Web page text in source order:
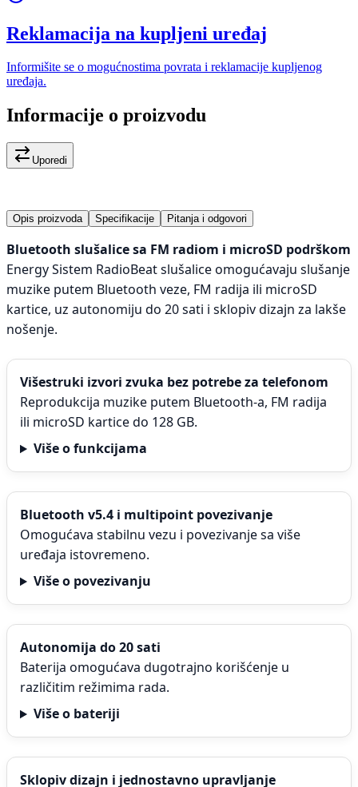
Reklamacija na kupljeni uređaj
Informišite se o mogućnostima povrata i reklamacije kupljenog
uređaja.
Informacije o proizvodu
Uporedi
Opis proizvoda Specifikacije Pitanja i odgovori
Bluetooth slušalice sa FM radiom i microSD podrškom
Energy Sistem RadioBeat slušalice omogućavaju slušanje
muzike putem Bluetooth veze, FM radija ili microSD
kartice, uz autonomiju do 20 sati i sklopiv dizajn za lakše
nošenje.
Višestruki izvori zvuka bez potrebe za telefonom
Reprodukcija muzike putem Bluetooth-a, FM radija
ili microSD kartice do 128 GB.
Više o funkcijama
Bluetooth v5.4 i multipoint povezivanje
Omogućava stabilnu vezu i povezivanje sa više
uređaja istovremeno.
Više o povezivanju
Autonomija do 20 sati
Baterija omogućava dugotrajno korišćenje u
različitim režimima rada.
Više o bateriji
Sklopiv dizajn i jednostavno upravljanje